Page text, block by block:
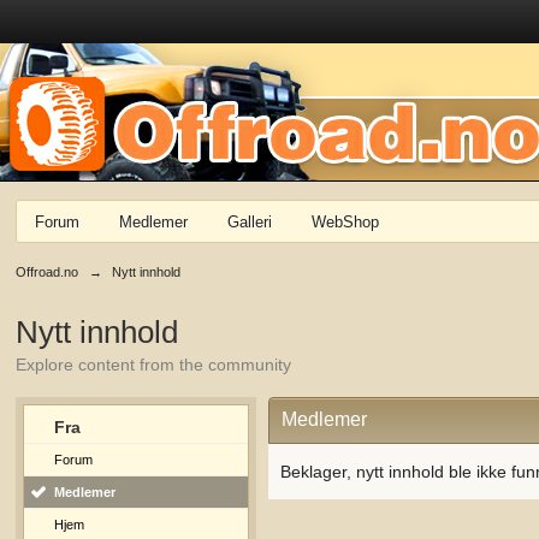
Forum Medlemer Galleri WebShop
Offroad.no → Nytt innhold
Nytt innhold
Explore content from the community
Fra
Forum
Medlemer
Hjem
Medlemer
Beklager, nytt innhold ble ikke